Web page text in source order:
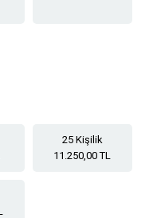
25 Kişilik
11.250,00 TL